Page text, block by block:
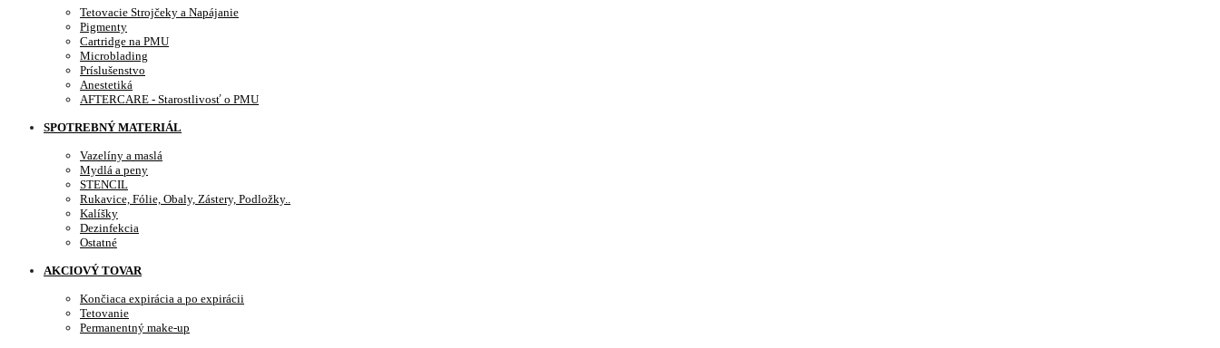
Tetovacie Strojčeky a Napájanie
Pigmenty
Cartridge na PMU
Microblading
Príslušenstvo
Anestetiká
AFTERCARE - Starostlivosť o PMU
SPOTREBNÝ MATERIÁL
Vazelíny a maslá
Mydlá a peny
STENCIL
Rukavice, Fólie, Obaly, Zástery, Podložky..
Kalíšky
Dezinfekcia
Ostatné
AKCIOVÝ TOVAR
Končiaca expirácia a po expirácii
Tetovanie
Permanentný make-up